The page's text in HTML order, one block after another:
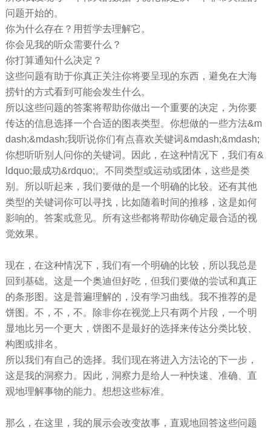
问题开始的。
你为什么存在？用哲学去理解它。
你会见我的听众需要什么？
你打算通知什么决定？
这些问题有助于你真正关注你将要呈现的东西，避免在大海
捞针的方式看到可能会发生什么。
所以这些问题的答案将帮助你做出一个重要的决定，为你要
传达的信息选择一个合适的图表类型。你想做的一些方法&m
dash;&mdash;我听说你们有点喜欢关键词&mdash;&mdash;
你想听听别人问你的关键词。因此，在这种情况下，我们有&
ldquo;最成功&rdquo;。不同类型或运动或团体，这些是类
别。所以听起来，我们要做的是一个明确的比较。还有其他
类型的关键词你可以寻找，比如随着时间的推移，这是如何
影响的。答案或意见。所有这些都将帮助你确定最合适的视
觉效果。
现在，在这种情况下，我们有一个明确的比较，所以我总是
回到基础。这是一个奥迪但好吃，但我们要做的尝试和真正
的条形图。这是普遍理解的，没有学习曲线。我不推荐的是
饼图。不，不，不。除非你在视觉上只有两个片段，一个明
显地比另一个更大，饼图不是最好的选择来传达分类比较、
构图或排名。
所以我们有自己的选择。我们现在将进入方法论的下一步，
这是我的洞察力。因此，洞察力是给人一种快速、准确、直
观地理解事物的能力。想想这些标准。
那么，在这里，我的展示会改变故事，直观地回答这些问题